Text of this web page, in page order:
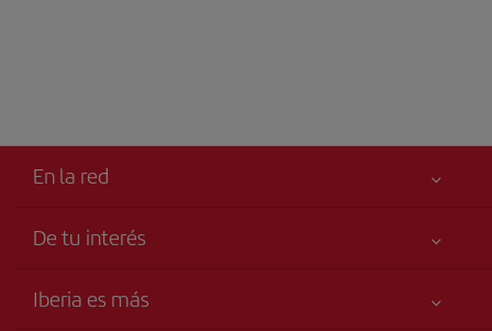
En la red
De tu interés
Tu seguridad es lo primero
Iberia es más